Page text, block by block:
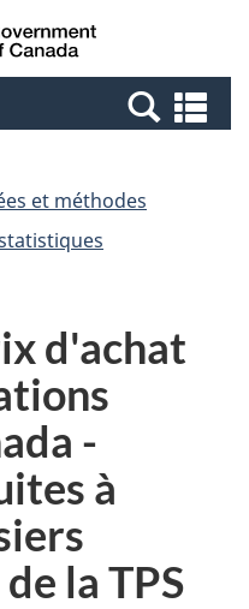
Canada
et
et méthodes
d'achat
-
à
la TPS